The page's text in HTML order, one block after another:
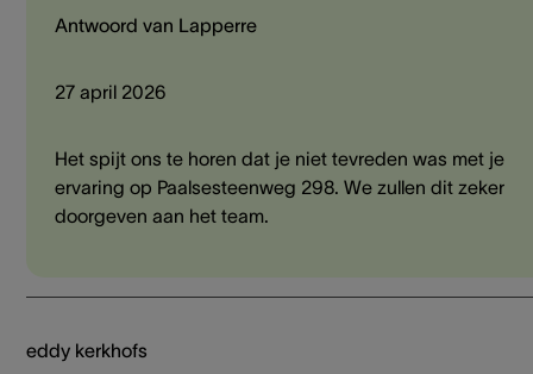
Antwoord van Lapperre
27 april 2026
Het spijt ons te horen dat je niet tevreden was met je
ervaring op Paalsesteenweg 298. We zullen dit zeker
doorgeven aan het team.
eddy kerkhofs